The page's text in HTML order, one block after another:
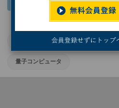
シミュレーション
量子コンピュータ